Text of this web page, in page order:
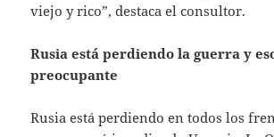
viejo y rico”, destaca el consultor.
Rusia está perdiendo la guerra y
preocupante
Rusia está perdiendo en todos los